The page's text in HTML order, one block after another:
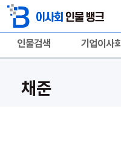
인물검색 기업이사회
채준